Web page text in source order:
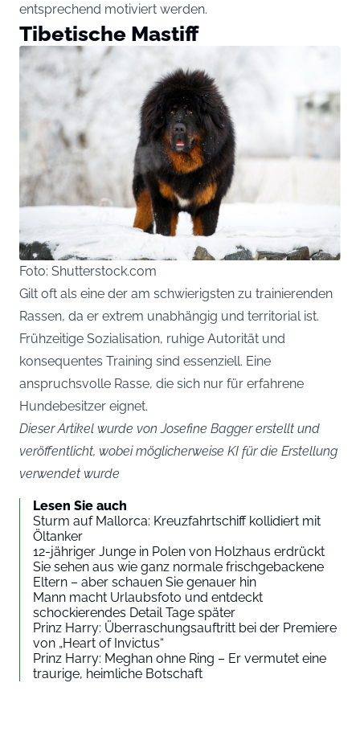
entsprechend motiviert werden.
Tibetische Mastiff
Foto: Shutterstock.com
Gilt oft als eine der am schwierigsten zu trainierenden
Rassen, da er extrem unabhängig und territorial ist.
Frühzeitige Sozialisation, ruhige Autorität und
konsequentes Training sind essenziell. Eine
anspruchsvolle Rasse, die sich nur für erfahrene
Hundebesitzer eignet.
Dieser Artikel wurde von Josefine Bagger erstellt und
veröffentlicht, wobei möglicherweise KI für die Erstellung
verwendet wurde
Lesen Sie auch
Sturm auf Mallorca: Kreuzfahrtschiff kollidiert mit
Öltanker
12-jähriger Junge in Polen von Holzhaus erdrückt
Sie sehen aus wie ganz normale frischgebackene
Eltern – aber schauen Sie genauer hin
Mann macht Urlaubsfoto und entdeckt
schockierendes Detail Tage später
Prinz Harry: Überraschungsauftritt bei der Premiere
von „Heart of Invictus“
Prinz Harry: Meghan ohne Ring – Er vermutet eine
traurige, heimliche Botschaft